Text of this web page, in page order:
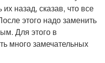
назад, сказав, что все
этого надо заменить
Для этого в
много замечательных